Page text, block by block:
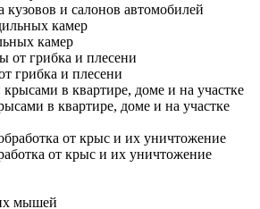
кузовов и салонов автомобилей
камер
грибка и плесени
в квартире, доме и на участке
от крыс и их уничтожение